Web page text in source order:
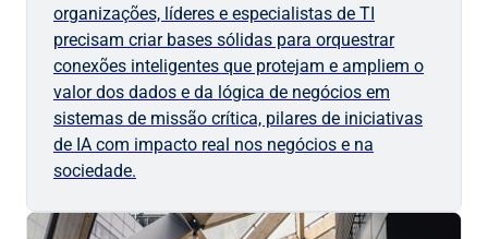
organizações, líderes e especialistas de TI
precisam criar bases sólidas para orquestrar
conexões inteligentes que protejam e ampliem o
valor dos dados e da lógica de negócios em
sistemas de missão crítica, pilares de iniciativas
de IA com impacto real nos negócios e na
sociedade.